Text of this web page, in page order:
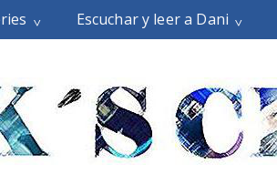
Escuchar y leer a Dani